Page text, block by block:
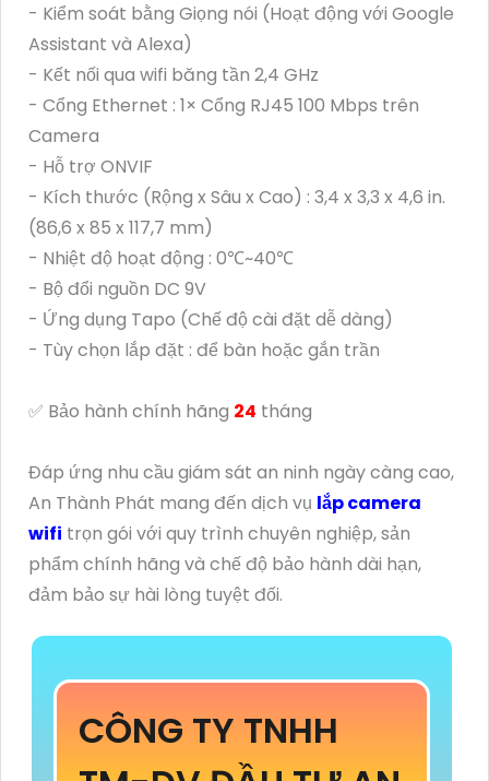
- Kiểm soát bằng Giọng nói (Hoạt động với Google
Assistant và Alexa)
- Kết nối qua wifi băng tần 2,4 GHz
- Cổng Ethernet : 1× Cổng RJ45 100 Mbps trên
Camera
- Hỗ trợ ONVIF
- Kích thước (Rộng x Sâu x Cao) : 3,4 x 3,3 x 4,6 in.
(86,6 x 85 x 117,7 mm)
- Nhiệt độ hoạt động : 0℃~40℃
- Bộ đổi nguồn DC 9V
- Ứng dụng Tapo (Chế độ cài đặt dễ dàng)
- Tùy chọn lắp đặt : để bàn hoặc gắn trần
✅ Bảo hành chính hãng 24 tháng
Đáp ứng nhu cầu giám sát an ninh ngày càng cao,
An Thành Phát mang đến dịch vụ lắp camera
wifi trọn gói với quy trình chuyên nghiệp, sản
phẩm chính hãng và chế độ bảo hành dài hạn,
đảm bảo sự hài lòng tuyệt đối.
CÔNG TY TNHH